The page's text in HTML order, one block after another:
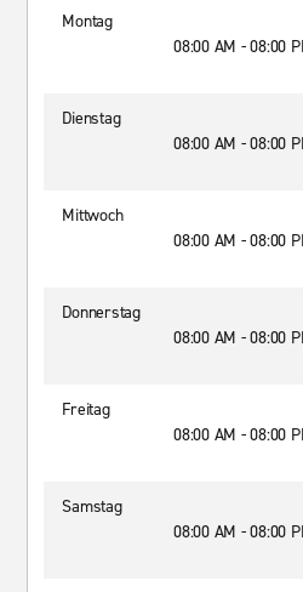
Montag
08:00 AM - 08:00
Dienstag
08:00 AM - 08:00
Mittwoch
08:00 AM - 08:00
Donnerstag
08:00 AM - 08:00
Freitag
08:00 AM - 08:00
Samstag
08:00 AM - 08:00